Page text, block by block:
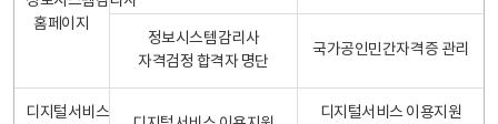
홈페이지
정보시스템감리사
자격검정 합격자 명단
국가공인민간자격증 관리
디지털서비스
디지털서비스 이용지원